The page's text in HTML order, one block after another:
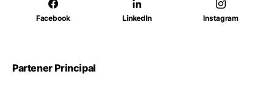
Facebook LinkedIn Instagram
Partener Principal